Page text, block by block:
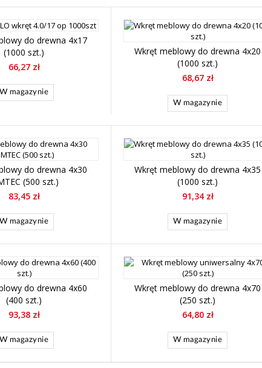
do drewna 4x17
(1000 szt.)
66,27 zł
W magazynie
Wkręt meblowy do drewna 4x20
(1000 szt.)
68,67 zł
W magazynie
do drewna 4x30
(500 szt.)
83,45 zł
W magazynie
Wkręt meblowy do drewna 4x35
(1000 szt.)
91,34 zł
W magazynie
do drewna 4x60
(400 szt.)
93,38 zł
W magazynie
Wkręt meblowy do drewna 4x70
(250 szt.)
64,80 zł
W magazynie